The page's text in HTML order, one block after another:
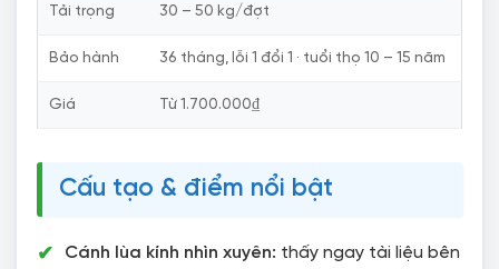
Tải trọng 30 – 50 kg/đợt
Bảo hành 36 tháng, lỗi 1 đổi 1 · tuổi thọ 10 – 15 năm
Giá Từ 1.700.000₫
Cấu tạo & điểm nổi bật
Cánh lùa kính nhìn xuyên: thấy ngay tài liệu bên